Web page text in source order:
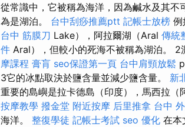
從常識中，它被稱為海洋，因為鹹水及其
為是湖泊。 台中刮痧推薦ptt 記帳士放榜 例
台中 筋膜刀 Lake），阿拉爾湖（Aral 傳統
件 Aral），但較小的死海不被稱為湖泊。
摩課程 膏肓 seo保證第一頁 台中肩頸放鬆
3它的冰點取決於鹽含量並減少鹽含量。 新
重要的島嶼是拉卡德島（印度），馬西拉（
按摩教學 撥金堂 附近按摩 后里推拿 台中
海洋。 整復學徒 記帳士考試 seo 優化 在本